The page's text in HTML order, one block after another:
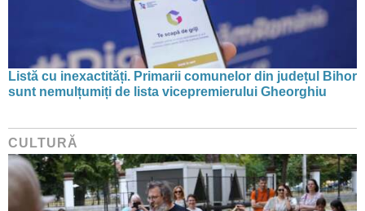
Listă cu inexactități. Primarii comunelor din județul Bihor
sunt nemulțumiți de lista vicepremierului Gheorghiu
CULTURĂ